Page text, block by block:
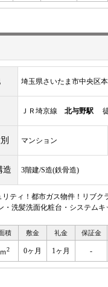
埼玉県さいたま市中央区
ＪＲ埼京線 北与野駅 徒
マンション
造 3階建/S造(鉄骨造)
ティ！都市ガス物件！リブ
・洗髪洗面化粧台・システム
積 敷金 礼金 保証金
2 0ヶ月 1ヶ月 -